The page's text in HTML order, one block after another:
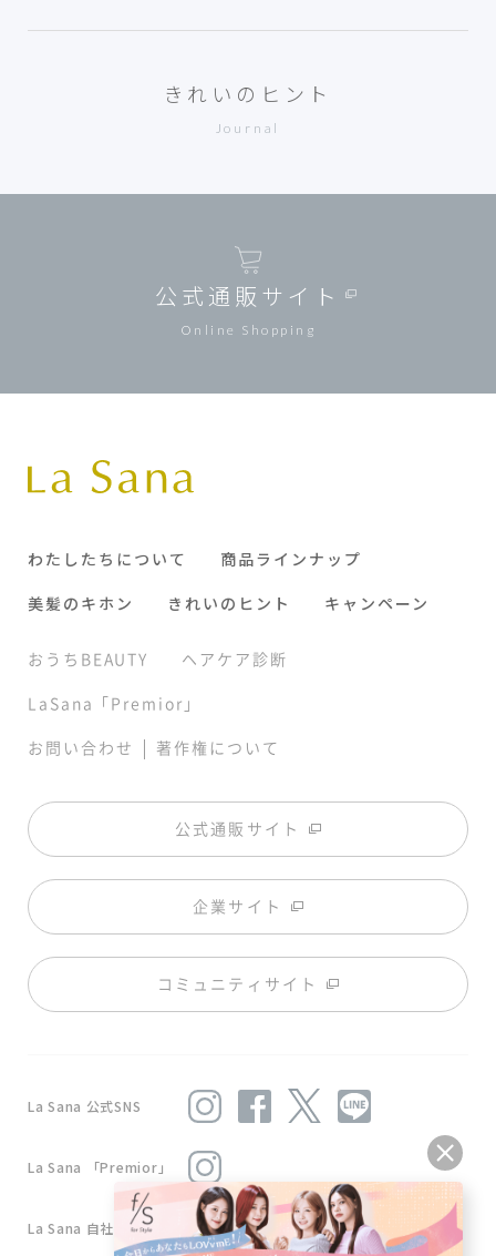
きれいのヒント
Journal
公式通販サイト
Online Shopping
わたしたちについて
商品ラインナップ
美髪のキホン
きれいのヒント キャンペーン
おうちBEAUTY
ヘアケア診断
LaSana「Premior」
お問い合わせ | 著作権について
公式通販サイト
企業サイト
コミュニティサイト
La Sana 公式SNS
La Sana 「Premior」
La Sana 自社工場